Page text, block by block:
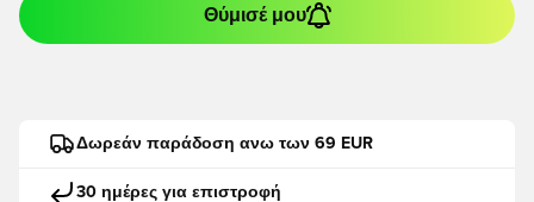
Θύμισέ μου
Δωρεάν παράδοση ανω των 69 EUR
30 ημέρες για επιστροφή